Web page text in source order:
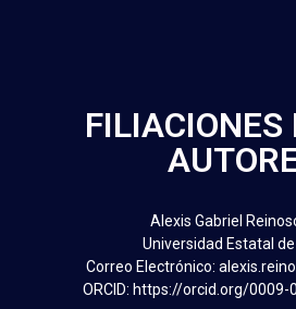
FILIACIONES
Alexis Gabriel
Universidad Estatal
Correo Electrónico:
ORCID: https://orcid.org/0009-